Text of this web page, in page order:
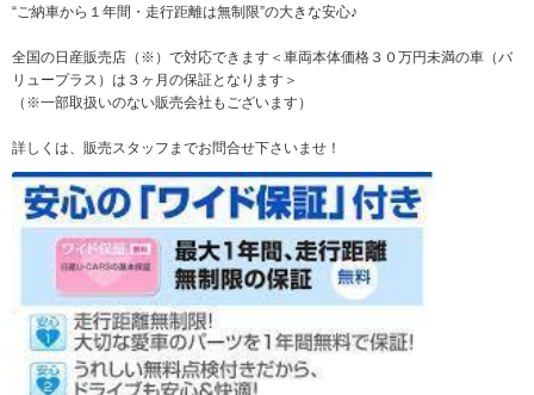
“ご納車から１年間・走行距離は無制限”の大きな安心♪
全国の日産販売店（※）で対応できます＜車両本体価格３０万円未満の車（バ
リュープラス）は３ヶ月の保証となります＞
（※一部取扱いのない販売会社もございます）
詳しくは、販売スタッフまでお問合せ下さいませ！